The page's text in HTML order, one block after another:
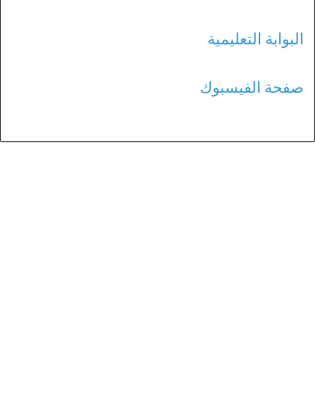
البوابة التعليمية
صفحة الفيسبوك